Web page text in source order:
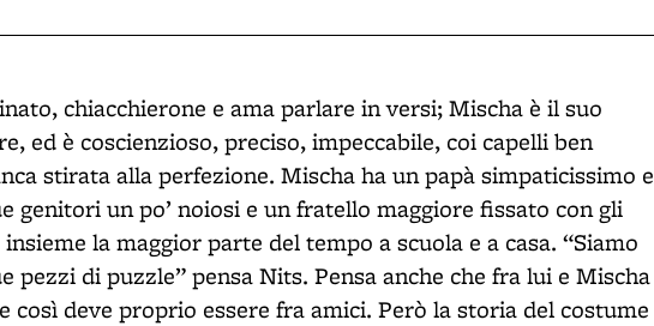
chiacchierone e ama parlare in versi; Mischa è il suo
ed è coscienzioso, preciso, impeccabile, coi capelli ben
stirata alla perfezione. Mischa ha un papà simpaticissimo e
genitori un po’ noiosi e un fratello maggiore fissato con gli
la maggior parte del tempo a scuola e a casa. “Siamo
pezzi di puzzle” pensa Nits. Pensa anche che fra lui e Mischa
così deve proprio essere fra amici. Però la storia del costume